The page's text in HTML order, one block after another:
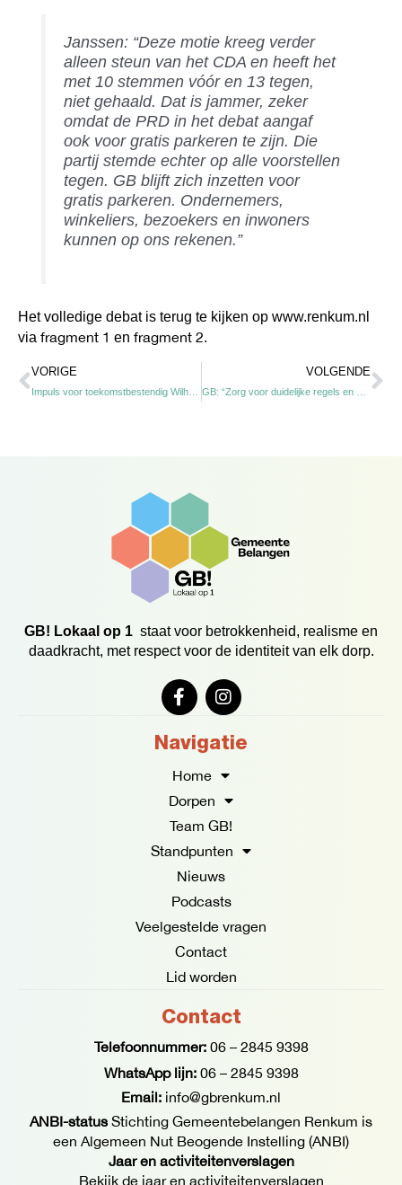
Janssen: “Deze motie kreeg verder
alleen steun van het CDA en heeft het
met 10 stemmen vóór en 13 tegen,
niet gehaald. Dat is jammer, zeker
omdat de PRD in het debat aangaf
ook voor gratis parkeren te zijn. Die
partij stemde echter op alle voorstellen
tegen. GB blijft zich inzetten voor
gratis parkeren. Ondernemers,
winkeliers, bezoekers en inwoners
kunnen op ons rekenen.”
Het volledige debat is terug te kijken op www.renkum.nl
via fragment 1 en fragment 2.
Vorige
VORIGE
Impuls voor toekomstbestendig Wilhelmina Sportpark
VOLGENDE
GB: “Zorg voor duidelijke regels en heldere communicatie bij plaatselijke verordening”
GB! Lokaal op 1 staat voor betrokkenheid, realisme en
daadkracht, met respect voor de identiteit van elk dorp.
F
a
e
o
o
k
-
f
I
n
t
g
r
m
Navigatie
Home
Dorpen
Team GB!
Standpunten
Nieuws
Podcasts
Veelgestelde vragen
Contact
Lid worden
Contact
Telefoonnummer: 06 – 2845 9398
WhatsApp lijn: 06 – 2845 9398
Email: info@gbrenkum.nl
ANBI-statusStichting Gemeentebelangen Renkum is
een Algemeen Nut Beogende Instelling (ANBI)
Jaar en activiteitenverslagen
Bekijk de jaar en activiteitenverslagen